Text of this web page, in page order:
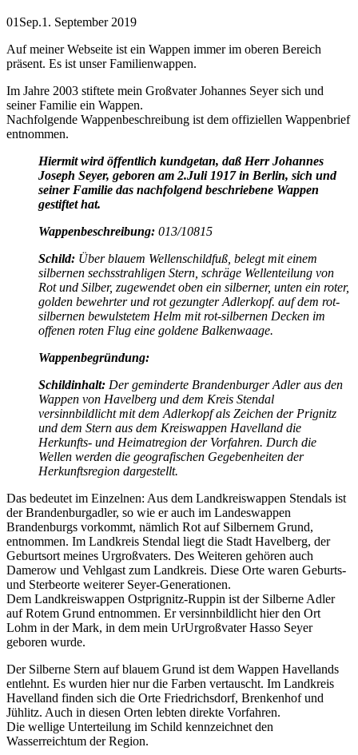
01 Sep.1. September 2019
Auf meiner Webseite ist ein Wappen immer im oberen Bereich
präsent. Es ist unser Familienwappen.
Im Jahre 2003 stiftete mein Großvater Johannes Seyer sich und
seiner Familie ein Wappen.
Nachfolgende Wappenbeschreibung ist dem offiziellen Wappenbrief
entnommen.
Hiermit wird öffentlich kundgetan, daß Herr Johannes
Joseph Seyer, geboren am 2.Juli 1917 in Berlin, sich und
seiner Familie das nachfolgend beschriebene Wappen
gestiftet hat.
Wappenbeschreibung: 013/10815
Schild: Über blauem Wellenschildfuß, belegt mit einem
silbernen sechsstrahligen Stern, schräge Wellenteilung von
Rot und Silber, zugewendet oben ein silberner, unten ein roter,
golden bewehrter und rot gezungter Adlerkopf. auf dem rot-
silbernen bewulstetem Helm mit rot-silbernen Decken im
offenen roten Flug eine goldene Balkenwaage.
Wappenbegründung:
Schildinhalt: Der geminderte Brandenburger Adler aus den
Wappen von Havelberg und dem Kreis Stendal
versinnbildlicht mit dem Adlerkopf als Zeichen der Prignitz
und dem Stern aus dem Kreiswappen Havelland die
Herkunfts- und Heimatregion der Vorfahren. Durch die
Wellen werden die geografischen Gegebenheiten der
Herkunftsregion dargestellt.
Das bedeutet im Einzelnen: Aus dem Landkreiswappen Stendals ist
der Brandenburgadler, so wie er auch im Landeswappen
Brandenburgs vorkommt, nämlich Rot auf Silbernem Grund,
entnommen. Im Landkreis Stendal liegt die Stadt Havelberg, der
Geburtsort meines Urgroßvaters. Des Weiteren gehören auch
Damerow und Vehlgast zum Landkreis. Diese Orte waren Geburts-
und Sterbeorte weiterer Seyer-Generationen.
Dem Landkreiswappen Ostprignitz-Ruppin ist der Silberne Adler
auf Rotem Grund entnommen. Er versinnbildlicht hier den Ort
Lohm in der Mark, in dem mein UrUrgroßvater Hasso Seyer
geboren wurde.
Der Silberne Stern auf blauem Grund ist dem Wappen Havellands
entlehnt. Es wurden hier nur die Farben vertauscht. Im Landkreis
Havelland finden sich die Orte Friedrichsdorf, Brenkenhof und
Jühlitz. Auch in diesen Orten lebten direkte Vorfahren.
Die wellige Unterteilung im Schild kennzeichnet den
Wasserreichtum der Region.